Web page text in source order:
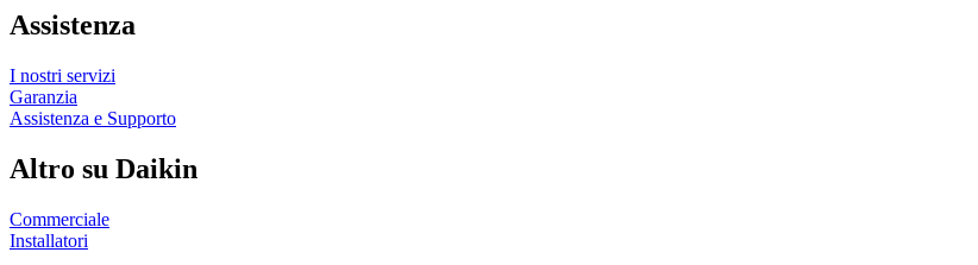
Assistenza
I nostri servizi
Garanzia
Assistenza e Supporto
Altro su Daikin
Commerciale
Installatori